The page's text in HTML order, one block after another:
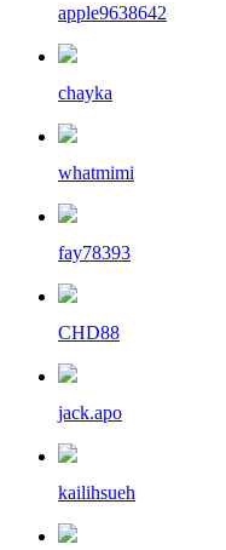
apple9638642
chayka
whatmimi
fay78393
CHD88
jack.apo
kailihsueh